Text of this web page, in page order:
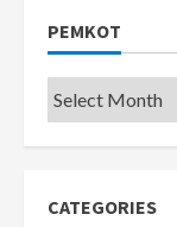
PEMKOT
Pemkot
CATEGORIES